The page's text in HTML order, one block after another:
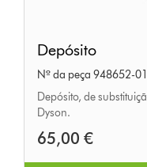
Depósito
Nº da peça 948652-01
Depósito, de
Dyson.
65,00 €